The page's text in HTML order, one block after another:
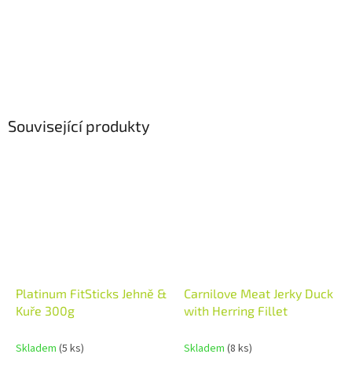
Související produkty
Platinum FitSticks Jehně &
Kuře 300g
Skladem (5 ks)
Carnilove Meat Jerky Duck
with Herring Fillet
Skladem (8 ks)